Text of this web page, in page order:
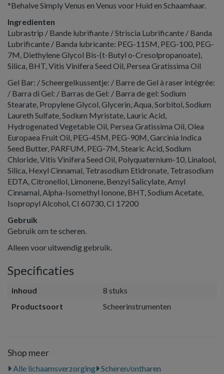
*Behalve Simply Venus en Venus voor Huid en Schaamhaar.
Ingredienten
Lubrastrip / Bande lubrifiante / Striscia Lubrificante / Banda
Lubrificante / Banda lubricante: PEG-115M, PEG-100, PEG-
7M, Diethylene Glycol Bis-(t-Butyl o-Cresolpropanoate),
Silica, BHT, Vitis Vinifera Seed Oil, Persea Gratissima Oil
Gel Bar: / Scheergelkussentje: / Barre de Gel à raser intégrée:
/ Barra di Gel: / Barras de Gel: / Barra de gel: Sodium
Stearate, Propylene Glycol, Glycerin, Aqua, Sorbitol, Sodium
Laureth Sulfate, Sodium Myristate, Lauric Acid,
Hydrogenated Vegetable Oil, Persea Gratissima Oil, Olea
Europaea Fruit Oil, PEG-45M, PEG-90M, Garcinia Indica
Seed Butter, PARFUM, PEG-7M, Stearic Acid, Sodium
Chloride, Vitis Vinifera Seed Oil, Polyquaternium-10, Linalool,
Silica, Hexyl Cinnamal, Tetrasodium Etidronate, Tetrasodium
EDTA, Citronellol, Limonene, Benzyl Salicylate, Amyl
Cinnamal, Alpha-Isomethyl Ionone, BHT, Sodium Acetate,
Isopropyl Alcohol, CI 60730, CI 17200
Gebruik
Gebruik om te scheren.
Alleen voor uitwendig gebruik.
Specificaties
inhoud
8 stuks
Productsoort
Scheerinstrumenten
Shop meer
Alle lichaamsverzorging Scheren/ontharen